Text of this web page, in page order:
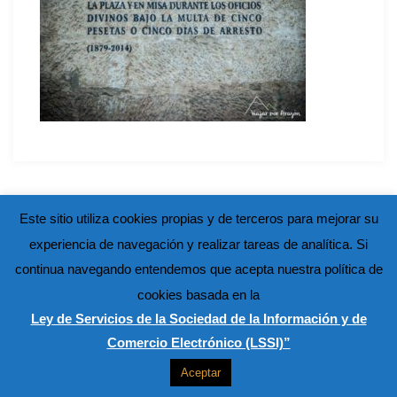
Este sitio utiliza cookies propias y de terceros para mejorar su
experiencia de navegación y realizar tareas de analítica. Si
continua navegando entendemos que acepta nuestra política de
cookies basada en la
Ley de Servicios de la Sociedad de la Información y de
Comercio Electrónico (LSSI)”
Aceptar